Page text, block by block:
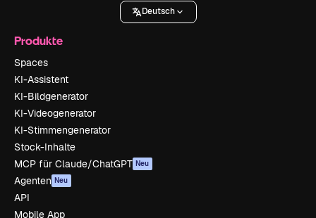
Deutsch
Produkte
Spaces
KI-Assistent
KI-Bildgenerator
KI-Videogenerator
KI-Stimmengenerator
Stock-Inhalte
MCP für Claude/ChatGPT Neu
Agenten Neu
API
Mobile App